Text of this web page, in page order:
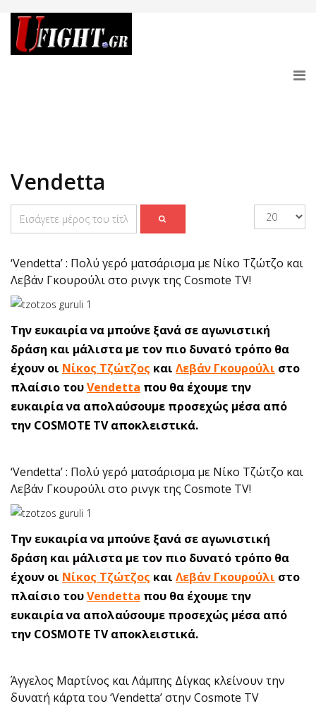
Vendetta
‘Vendetta’ : Πολύ γερό ματσάρισμα με Νίκο Τζώτζο και
Λεβάν Γκουρούλι στο ρινγκ της Cosmote TV!
Την ευκαιρία να μπούνε ξανά σε αγωνιστική
δράση και μάλιστα με τον πιο δυνατό τρόπο θα
έχουν οι Νίκος Τζώτζος και Λεβάν Γκουρούλι στο
πλαίσιο τουVendetta που θα έχουμε την
ευκαιρία να απολαύσουμε προσεχώς μέσα από
την COSMOTE TV αποκλειστικά.
‘Vendetta’ : Πολύ γερό ματσάρισμα με Νίκο Τζώτζο και
Λεβάν Γκουρούλι στο ρινγκ της Cosmote TV!
Την ευκαιρία να μπούνε ξανά σε αγωνιστική
δράση και μάλιστα με τον πιο δυνατό τρόπο θα
έχουν οι Νίκος Τζώτζος και Λεβάν Γκουρούλι στο
πλαίσιο τουVendetta που θα έχουμε την
ευκαιρία να απολαύσουμε προσεχώς μέσα από
την COSMOTE TV αποκλειστικά.
Άγγελος Μαρτίνος και Λάμπης Δίγκας κλείνουν την
δυνατή κάρτα του ‘Vendetta’ στην Cosmote TV